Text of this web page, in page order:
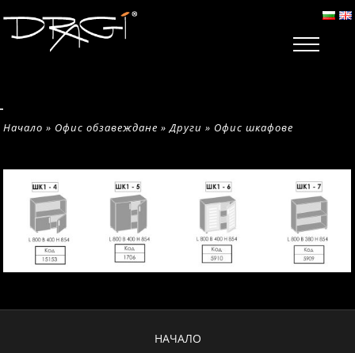
Начало » Офис обзавеждане »Други » Офис шкафове
НАЧАЛО